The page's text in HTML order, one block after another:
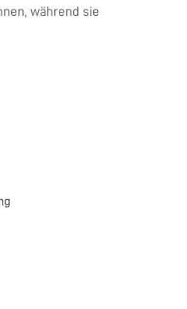
während sie